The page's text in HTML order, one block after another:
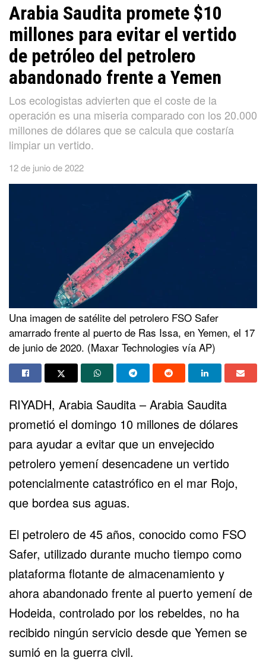
Arabia Saudita promete $10
millones para evitar el vertido
de petróleo del petrolero
abandonado frente a Yemen
Los ecologistas advierten que el coste de la
operación es una miseria comparado con los 20.000
millones de dólares que se calcula que costaría
limpiar un vertido.
12 de junio de 2022
Una imagen de satélite del petrolero FSO Safer
amarrado frente al puerto de Ras Issa, en Yemen, el 17
de junio de 2020. (Maxar Technologies vía AP)
RIYADH, Arabia Saudita – Arabia Saudita
prometió el domingo 10 millones de dólares
para ayudar a evitar que un envejecido
petrolero yemení desencadene un vertido
potencialmente catastrófico en el mar Rojo,
que bordea sus aguas.
El petrolero de 45 años, conocido como FSO
Safer, utilizado durante mucho tiempo como
plataforma flotante de almacenamiento y
ahora abandonado frente al puerto yemení de
Hodeida, controlado por los rebeldes, no ha
recibido ningún servicio desde que Yemen se
sumió en la guerra civil.